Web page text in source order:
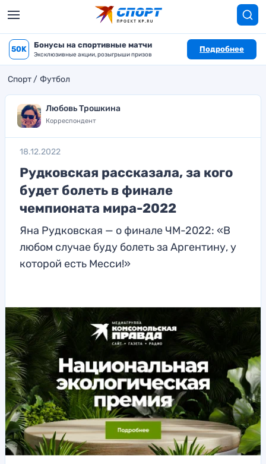
50K Бонусы на спортивные матчи
Эксклюзивные акции, розыгрыши призов
Подробнее
Спорт Футбол
Любовь Трошкина
Корреспондент
18.12.2022
Рудковская рассказала, за кого
будет болеть в финале
чемпионата мира-2022
Яна Рудковская — о финале ЧМ-2022: «В
любом случае буду болеть за Аргентину, у
которой есть Месси!»